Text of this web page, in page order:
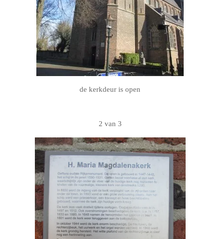
de kerkdeur is open
2 van 3